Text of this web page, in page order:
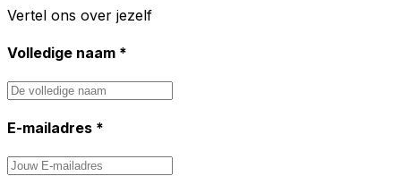
Vertel ons over jezelf
Volledige naam *
E-mailadres *